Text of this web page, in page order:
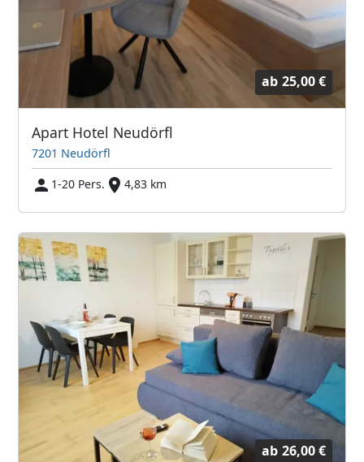
ab 25,00 €
Apart Hotel Neudörfl
7201 Neudörfl
1-20 Pers.
4,83 km
ab 26,00 €